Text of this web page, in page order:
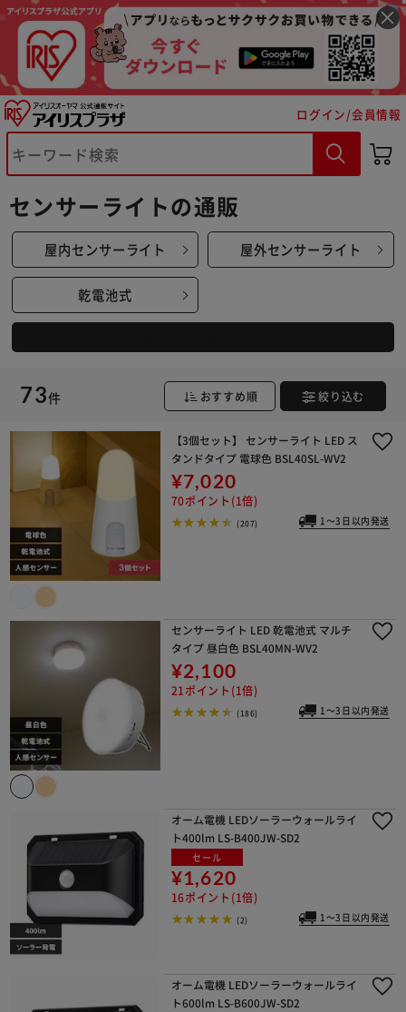
ログイン/会員情報
センサーライトの通販
屋内センサーライト 屋外センサーライト
乾電池式
73件 おすすめ順 絞り込む
【3個セット】 センサーライト LED ス
タンドタイプ 電球色 BSL40SL-WV2
¥7,020
70ポイント(1倍)
(207) 1～3日以内発送
センサーライト LED 乾電池式 マルチ
タイプ 昼白色 BSL40MN-WV2
¥2,100
21ポイント(1倍)
(186) 1～3日以内発送
オーム電機 LEDソーラーウォールライ
ト400lm LS-B400JW-SD2
セール
¥1,620
16ポイント(1倍)
(2) 1～3日以内発送
オーム電機 LEDソーラーウォールライ
ト600lm LS-B600JW-SD2
※ご確認ください
カートに入れる 購入手続きへ